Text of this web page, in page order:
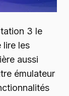
3 le
lire les
aussi
émulateur